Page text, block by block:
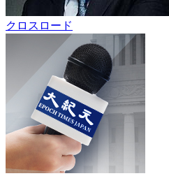
クロスロード